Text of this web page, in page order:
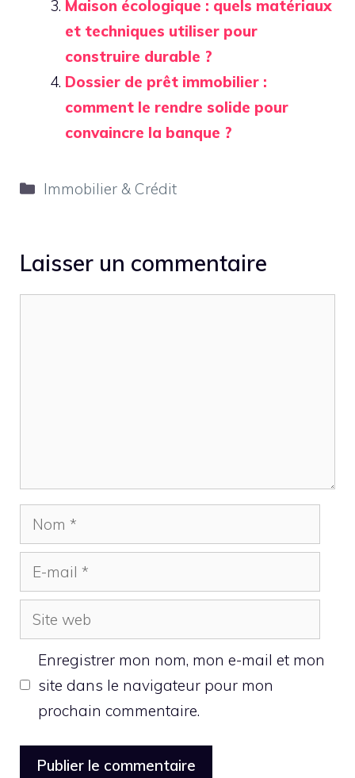
Maison écologique : quels matériaux
et techniques utiliser pour
construire durable ?
Dossier de prêt immobilier :
comment le rendre solide pour
convaincre la banque ?
Catégories
Immobilier & Crédit
Laisser un commentaire
Nom
mail
Site
web
Enregistrer mon nom, mon e-mail et mon
site dans le navigateur pour mon
prochain commentaire.